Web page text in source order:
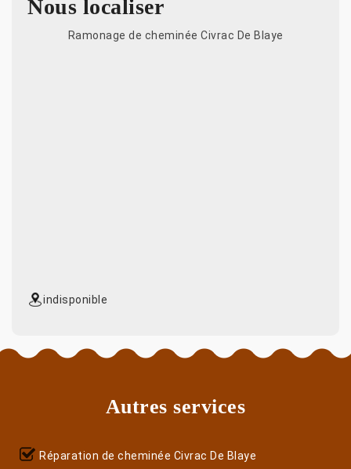
Nous localiser
Ramonage de cheminée Civrac De Blaye
indisponible
Autres services
Réparation de cheminée Civrac De Blaye